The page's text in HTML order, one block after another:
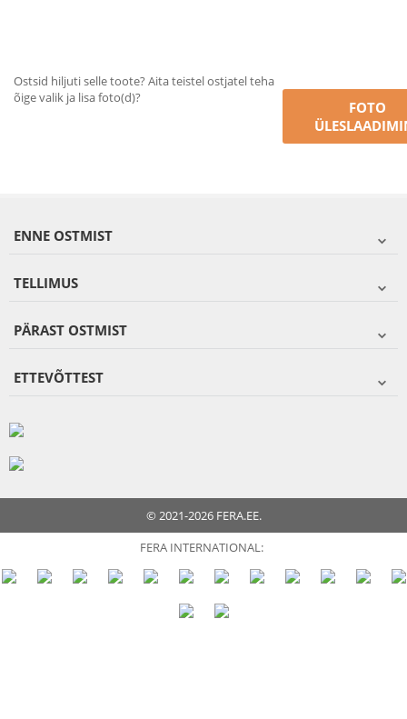
Ostsid hiljuti selle toote? Aita teistel ostjatel teha
õige valik ja lisa foto(d)?
FOTO
ENNE OSTMIST
TELLIMUS
PÄRAST OSTMIST
ETTEVÕTTEST
© 2021-2026 FERA.EE.
FERA INTERNATIONAL: